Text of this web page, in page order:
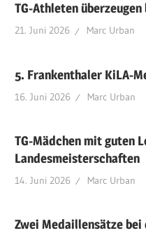
TG-Athleten
21. Juni 2026 Marc Urban
5. Frankenthaler KiLA-
16. Juni 2026 Marc Urban
TG-Mädchen mit guten
Landesmeisterschaften
14. Juni 2026 Marc Urban
Zwei Medaillensätze